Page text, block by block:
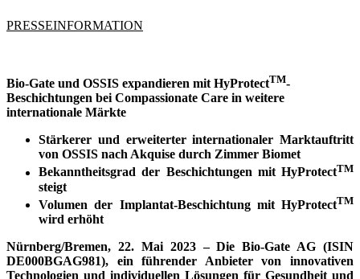
PRESSEINFORMATION
Bio-Gate und OSSIS expandieren mit HyProtectTM-
Beschichtungen bei Compassionate Care in weitere
internationale Märkte
Stärkerer und erweiterter internationaler Marktauftritt
von OSSIS nach Akquise durch Zimmer Biomet
Bekanntheitsgrad der Beschichtungen mit HyProtectTM
steigt
Volumen der Implantat-Beschichtung mit HyProtectTM
wird erhöht
Nürnberg/Bremen, 22. Mai 2023 – Die Bio-Gate AG (ISIN
DE000BGAG981), ein führender Anbieter von innovativen
Technologien und individuellen Lösungen für Gesundheit und